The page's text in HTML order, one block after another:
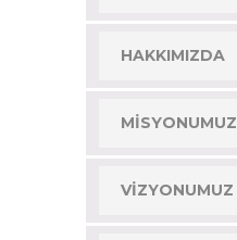
HAKKIMIZDA
MISYONUMUZ
VIZYONUMUZ